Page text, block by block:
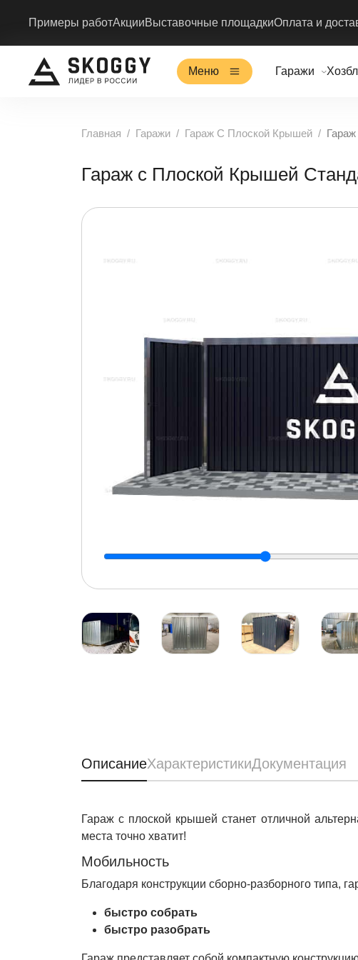
Примеры работАкцииВыставочные площадкиОплата и
Меню Гаражи
Главная Гаражи Гараж С Плоской Крышей
Гараж с Плоской Крышей
ОписаниеХарактеристикиДокументация
Гараж с плоской крышей станет отличной
места точно хватит!
Мобильность
Благодаря конструкции сборно-разборного типа,
быстро собрать
быстро разобрать